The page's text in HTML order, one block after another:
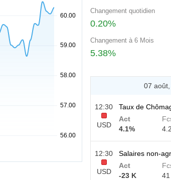
Changement quotidien
0.20%
Changement à 6 Mois
5.38%
07
12:30
USD
Taux de
Act
4.1%
12:30
USD
Salaires non-
Act
-23 K